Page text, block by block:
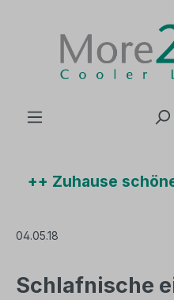
++ Zuhause
04.05.18
Schlafnische